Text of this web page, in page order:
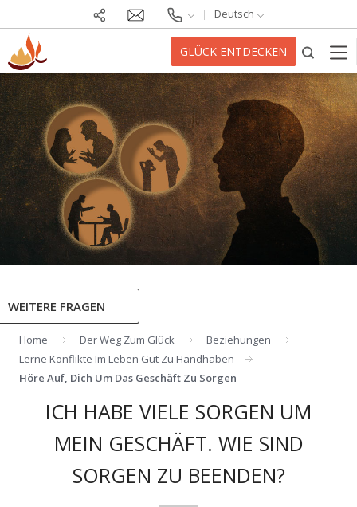
Deutsch
GLÜCK ENTDECKEN
WEITERE FRAGEN
Home Der Weg Zum Glück
Beziehungen
Lerne Konflikte Im Leben Gut Zu Handhaben
Höre Auf, Dich Um Das Geschäft Zu Sorgen
ICH HABE VIELE SORGEN UM
MEIN GESCHÄFT. WIE SIND
SORGEN ZU BEENDEN?